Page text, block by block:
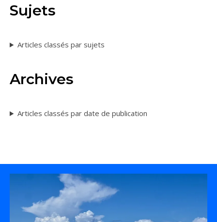
Sujets
Articles classés par sujets
Archives
Articles classés par date de publication